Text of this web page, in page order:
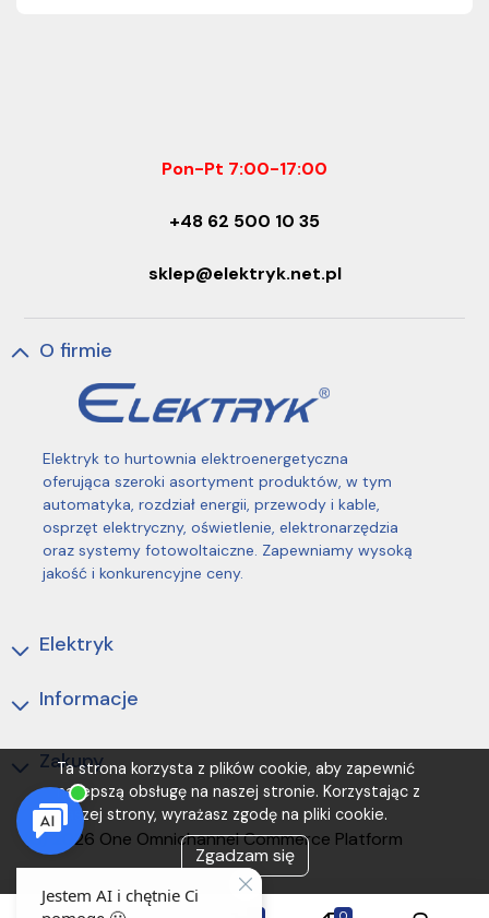
Ta strona korzysta z plików cookie, aby zapewnić
najlepszą obsługę na naszej stronie. Korzystając z
naszej strony, wyrażasz zgodę na pliki cookie.
Zgadzam się
Pon-Pt 7:00-17:00
+48 62 500 10 35
sklep@elektryk.net.pl
O firmie
Elektryk to hurtownia elektroenergetyczna
oferująca szeroki asortyment produktów, w tym
automatyka, rozdział energii, przewody i kable,
osprzęt elektryczny, oświetlenie, elektronarzędzia
oraz systemy fotowoltaiczne. Zapewniamy wysoką
jakość i konkurencyjne ceny.
Elektryk
Informacje
Zakupy
(C) 2026 One Omnichannel Commerce Platform